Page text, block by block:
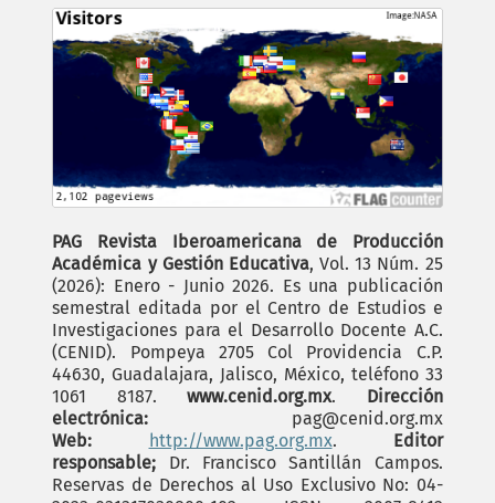
PAG Revista Iberoamericana de Producción
Académica y Gestión Educativa, Vol. 13 Núm. 25
(2026): Enero - Junio 2026. Es una publicación
semestral editada por el Centro de Estudios e
Investigaciones para el Desarrollo Docente A.C.
(CENID). Pompeya 2705 Col Providencia C.P.
44630, Guadalajara, Jalisco, México, teléfono 33
1061 8187.www.cenid.org.mx. Dirección
electrónica: pag@cenid.org.mx
Web:
http://www.pag.org.mx.
Editor
responsable; Dr. Francisco Santillán Campos.
Reservas de Derechos al Uso Exclusivo No: 04-